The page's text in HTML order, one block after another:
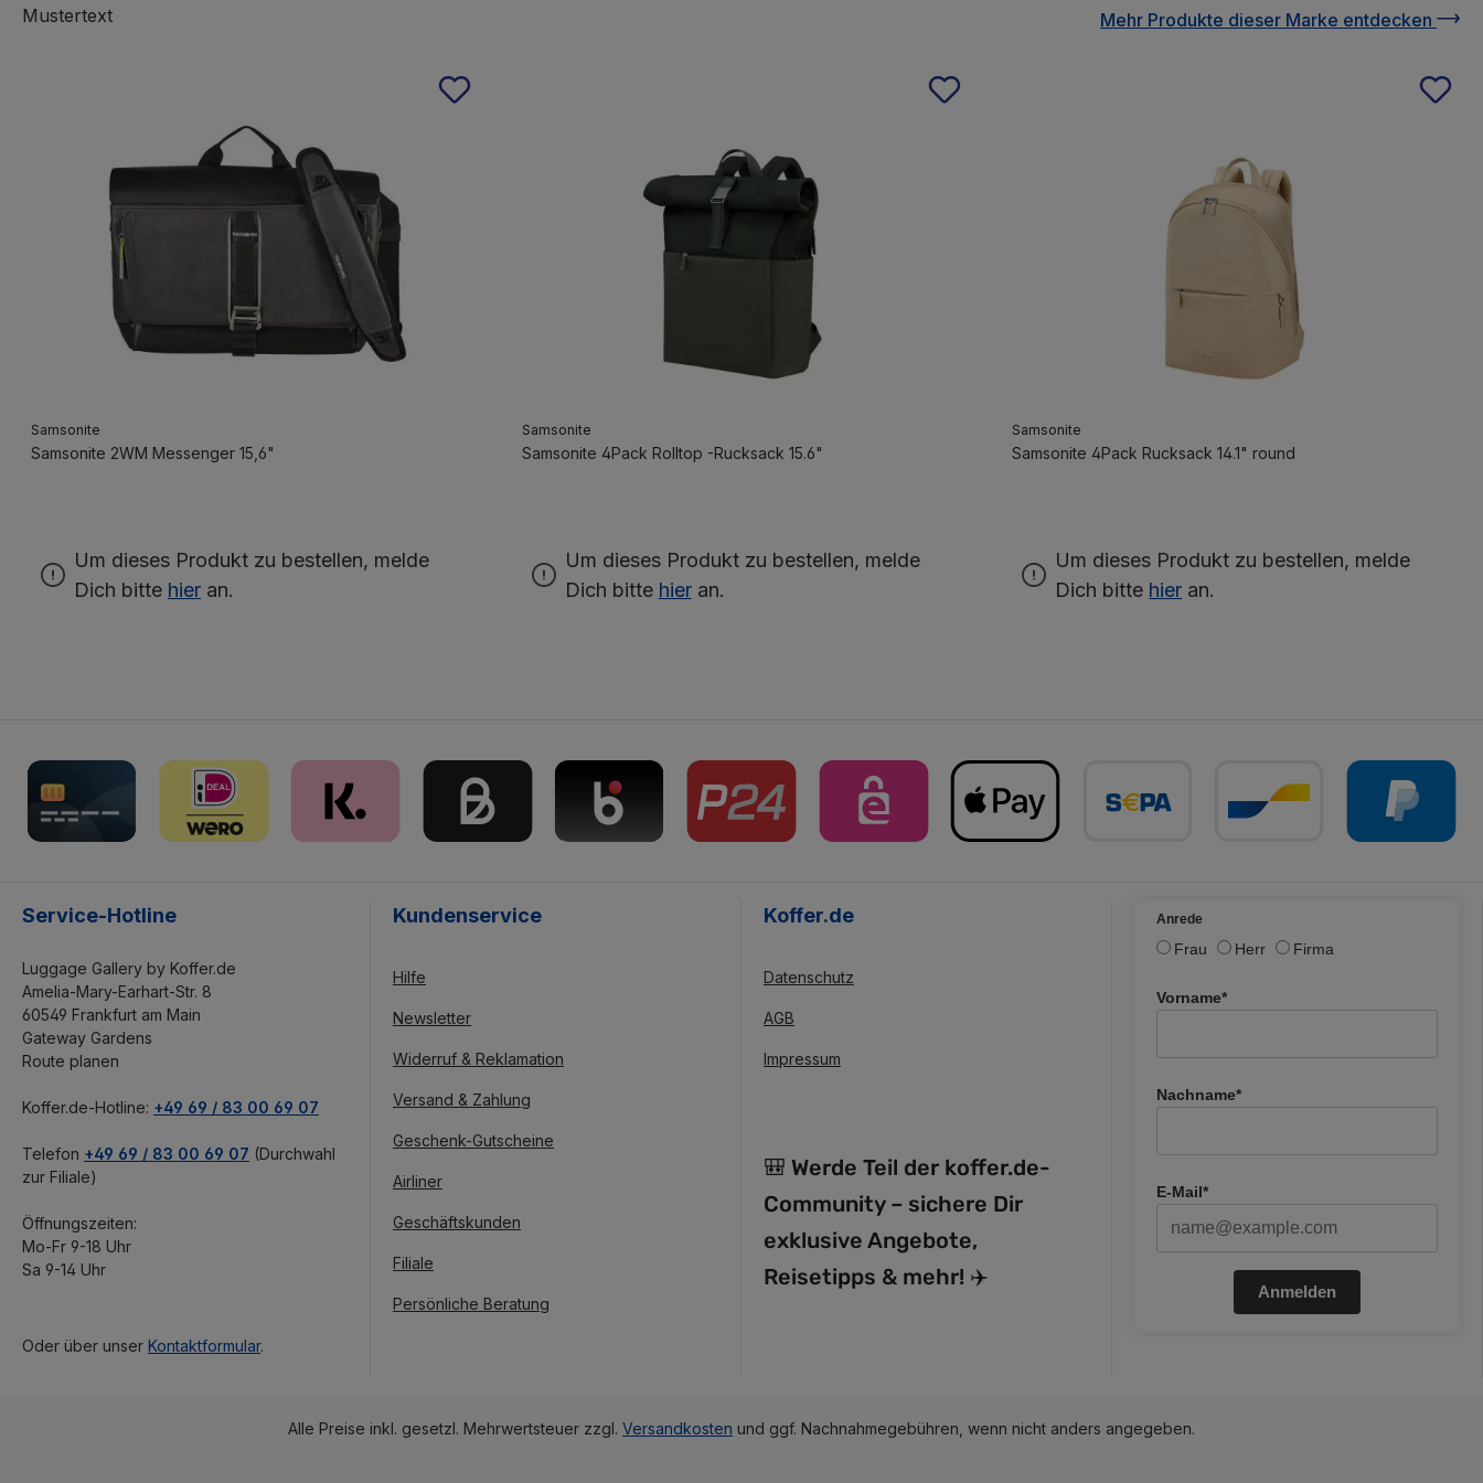
Mustertext Mehr Produkte dieser Marke entdecken
Samsonite
Samsonite 2WM Messenger 15,6"
Um dieses Produkt zu bestellen, melde
Dich bitte hier an.
Samsonite
Samsonite 4Pack Rolltop -Rucksack 15.6"
Um dieses Produkt zu bestellen, melde
Dich bitte hieran.
Samsonite
Samsonite 4Pack Rucksack 14.1" round
Um dieses Produkt zu bestellen, melde
Dich bitte hier an.
Service-Hotline
Luggage Gallery by Koffer.de
Amelia-Mary-Earhart-Str. 8
60549 Frankfurt am Main
Gateway Gardens
Route planen
Koffer.de-Hotline: +49 69 / 83 00 69 07
Telefon +49 69 / 83 00 69 07 (Durchwahl
zur Filiale)
Öffnungszeiten:
Mo-Fr 9-18 Uhr
Sa 9-14 Uhr
Oder über unser Kontaktformular.
Kundenservice
Hilfe
Newsletter
Widerruf & Reklamation
Versand & Zahlung
Geschenk-Gutscheine
Airliner
Geschäftskunden
Filiale
Persönliche Beratung
Koffer.de
Datenschutz
AGB
Impressum
🎒 Werde Teil der koffer.de-
Community – sichere Dir
exklusive Angebote,
Reisetipps & mehr! ✈️
Anrede
Frau Herr Firma
Vorname*
Nachname*
E-Mail*
Anmelden
Alle Preise inkl. gesetzl. Mehrwertsteuer zzgl. Versandkosten und ggf. Nachnahmegebühren, wenn nicht anders angegeben.